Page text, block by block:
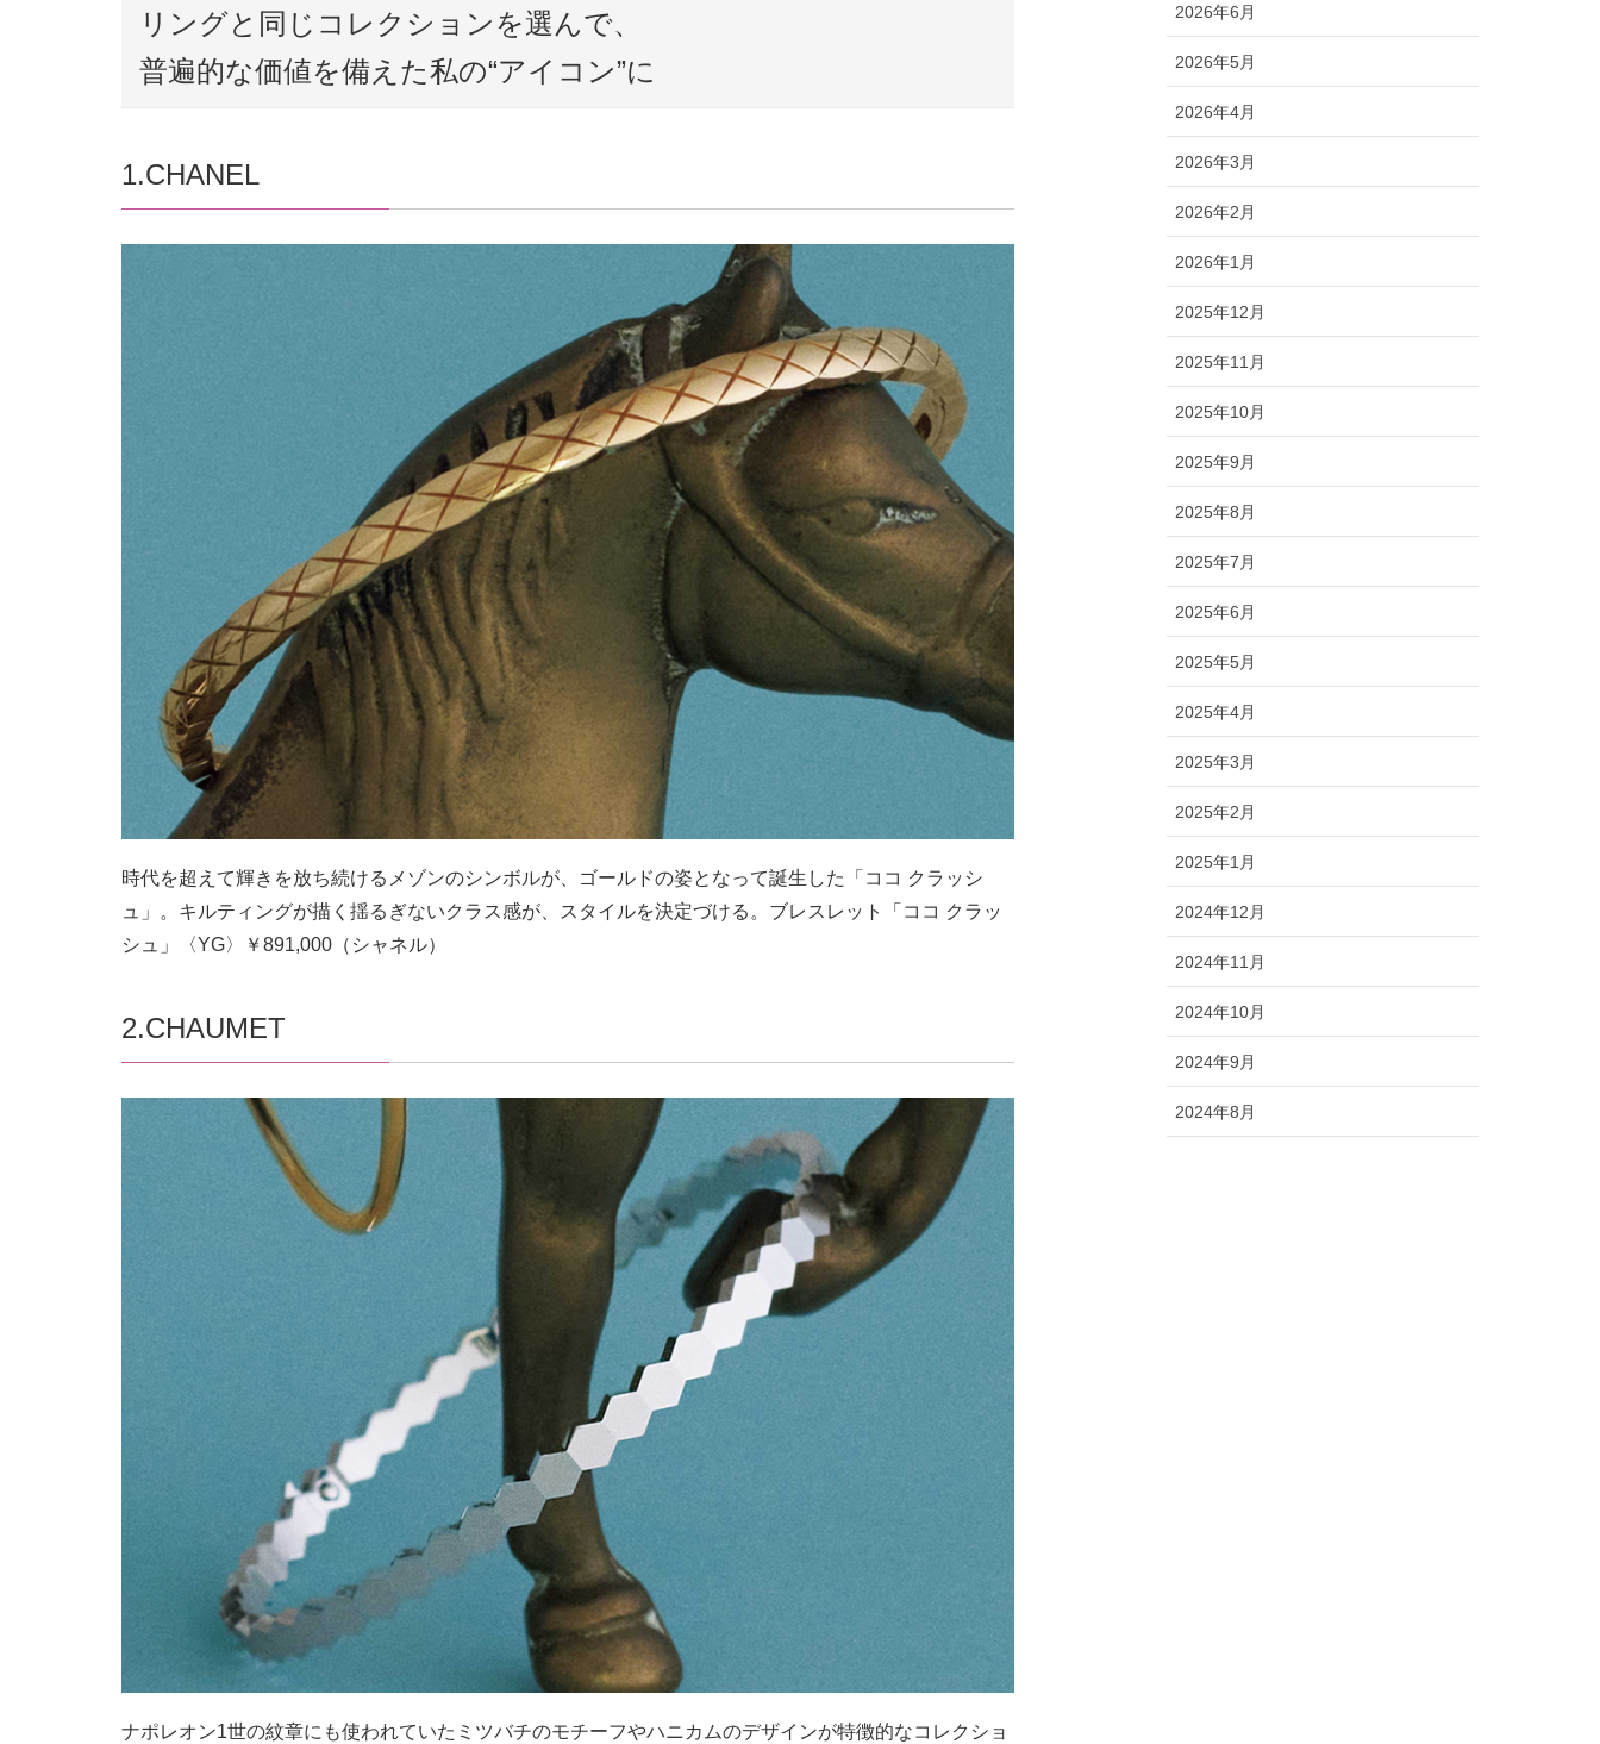
リングと同じコレクションを選んで、
普遍的な価値を備えた私の“アイコン”に
1.CHANEL
時代を超えて輝きを放ち続けるメゾンのシンボルが、ゴールドの姿となって誕生した「ココ クラッシ
ュ」。キルティングが描く揺るぎないクラス感が、スタイルを決定づける。ブレスレット「ココ クラッ
シュ」〈YG〉￥891,000（シャネル）
2.CHAUMET
ナポレオン1世の紋章にも使われていたミツバチのモチーフやハニカムのデザインが特徴的なコレクショ
2026年6月
2026年5月
2026年4月
2026年3月
2026年2月
2026年1月
2025年12月
2025年11月
2025年10月
2025年9月
2025年8月
2025年7月
2025年6月
2025年5月
2025年4月
2025年3月
2025年2月
2025年1月
2024年12月
2024年11月
2024年10月
2024年9月
2024年8月